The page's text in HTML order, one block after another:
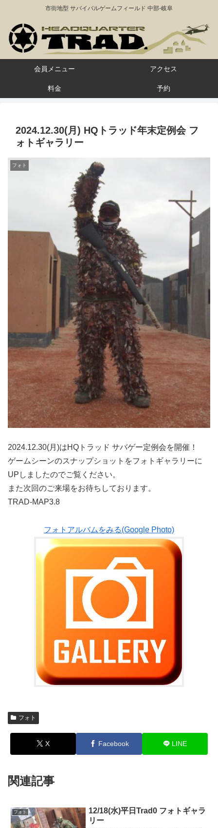
市街地型 サバイバルゲームフィールド 中部-岐阜
会員メニュー アクセス
料金 予約
2024.12.30(月) HQトラッド年末定例会 フ
ォトギャラリー
フォト
2024.12.30(月)はHQトラッド サバゲー定例会を開催！
ゲームシーンのスナップショットをフォトギャラリーに
UPしましたのでご覧ください。
また次回のご来場をお待ちしております。
TRAD-MAP3.8
フォトアルバムをみる(Google Photo)
フォト
X Facebook LINE
関連記事
フォト
12/18(水)平日Trad0 フォトギャラ
リー